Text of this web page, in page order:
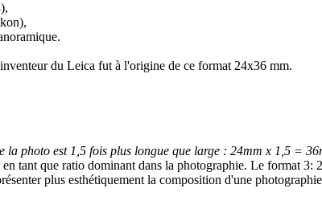
du Leica fut à l'origine de ce format 24x36 mm.
la photo est 1,5 fois plus longue que large : 24mm x 1,5 =
tant que ratio dominant dans la photographie. Le format 3:
plus esthétiquement la composition d'une